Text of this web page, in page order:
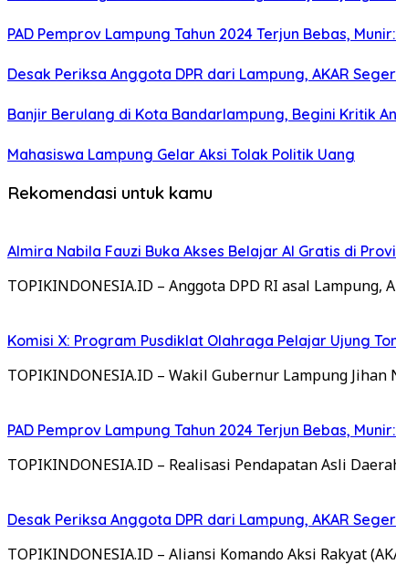
PAD Pemprov Lampung Tahun 2024 Terjun Bebas,
Desak Periksa Anggota DPR dari Lampung, AKAR
Banjir Berulang di Kota Bandarlampung, Begini Kritik
Mahasiswa Lampung Gelar Aksi Tolak Politik Uang
Rekomendasi untuk kamu
Almira Nabila Fauzi Buka Akses Belajar AI Gratis di
TOPIKINDONESIA.ID – Anggota DPD RI asal
Komisi X: Program Pusdiklat Olahraga Pelajar Ujung
TOPIKINDONESIA.ID – Wakil Gubernur Lampung
PAD Pemprov Lampung Tahun 2024 Terjun Bebas,
TOPIKINDONESIA.ID – Realisasi Pendapatan Asli
Desak Periksa Anggota DPR dari Lampung, AKAR
TOPIKINDONESIA.ID – Aliansi Komando Aksi Rakyat